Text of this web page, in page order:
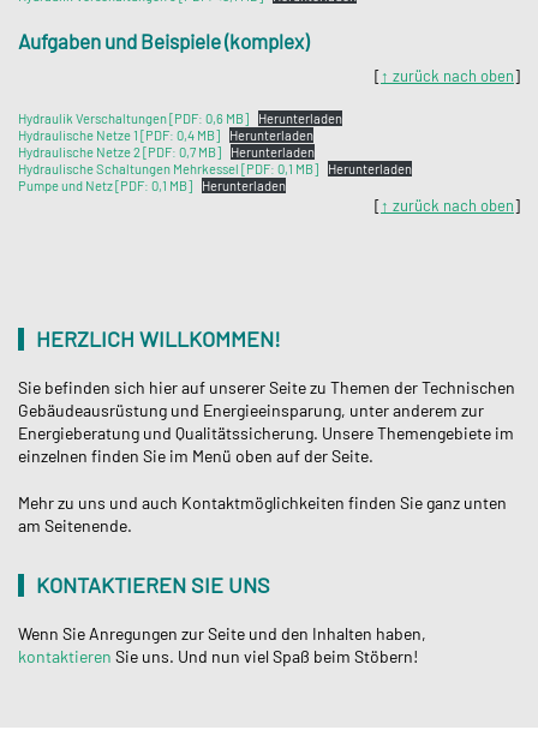
Aufgaben und Beispiele (komplex)
[↑ zurück nach oben]
Hydraulik Verschaltungen [PDF: 0,6 MB]
Herunterladen
Hydraulische Netze 1 [PDF: 0,4 MB]
Herunterladen
Hydraulische Netze 2 [PDF: 0,7 MB]
Herunterladen
Hydraulische Schaltungen Mehrkessel [PDF: 0,1 MB]
Herunterladen
Pumpe und Netz [PDF: 0,1 MB]
Herunterladen
[↑ zurück nach oben]
HERZLICH WILLKOMMEN!
Sie befinden sich hier auf unserer Seite zu Themen der Technischen
Gebäudeausrüstung und Energieeinsparung, unter anderem zur
Energieberatung und Qualitätssicherung. Unsere Themengebiete im
einzelnen finden Sie im Menü oben auf der Seite.
Mehr zu uns und auch Kontaktmöglichkeiten finden Sie ganz unten
am Seitenende.
KONTAKTIEREN SIE UNS
Wenn Sie Anregungen zur Seite und den Inhalten haben,
kontaktieren Sie uns. Und nun viel Spaß beim Stöbern!